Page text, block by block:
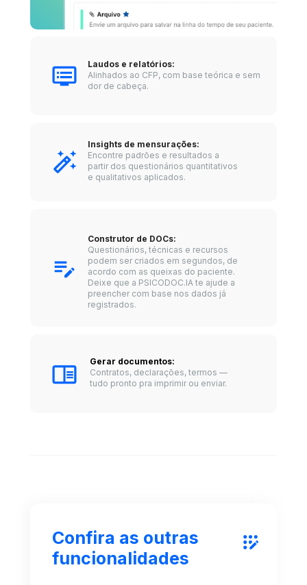
Laudos e relatórios:
Alinhados ao CFP, com base teórica e sem
dor de cabeça.
Insights de mensurações:
Encontre padrões e resultados a
partir dos questionários quantitativos
e qualitativos aplicados.
Construtor de DOCs:
Questionários, técnicas e recursos
podem ser criados em segundos, de
acordo com as queixas do paciente.
Deixe que a PSICODOC.IA te ajude a
preencher com base nos dados já
registrados.
Gerar documentos:
Contratos, declarações, termos —
tudo pronto pra imprimir ou enviar.
Confira as outras
funcionalidades